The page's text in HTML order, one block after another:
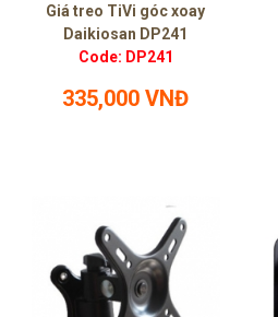
Giá treo TiVi góc xoay
Daikiosan DP241
Code: DP241
335,000 VNĐ